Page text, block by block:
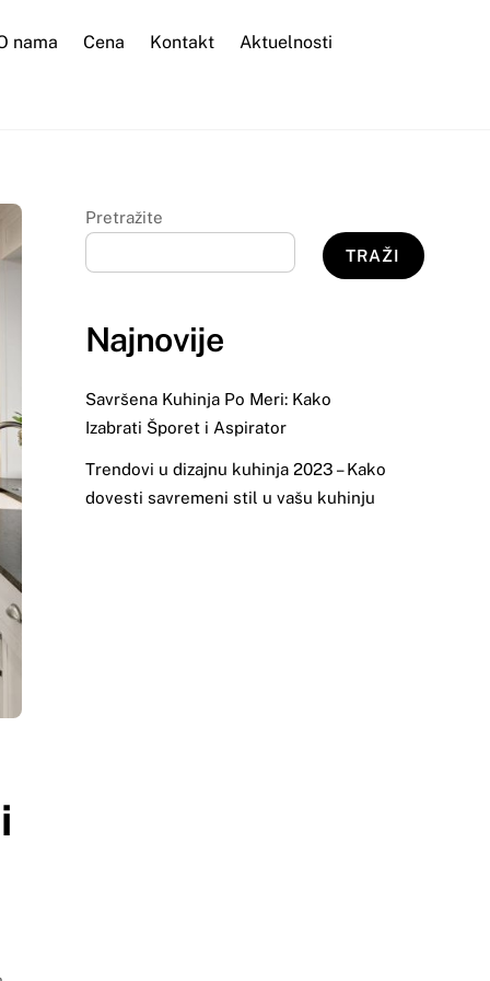
nama Cena Kontakt Aktuelnosti
Pretražite
TRAŽI
Najnovije
Savršena Kuhinja Po Meri: Kako
Izabrati Šporet i Aspirator
Trendovi u dizajnu kuhinja 2023 – Kako
dovesti savremeni stil u vašu kuhinju